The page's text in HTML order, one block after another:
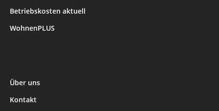
Betriebskosten aktuell
WohnenPLUS
Über uns
Kontakt